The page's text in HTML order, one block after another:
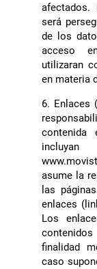
afectados.
será
de los
acceso
utilizaran
en materia
6. Enlaces
contenida
asume la
las
enlaces
Los
finalidad
caso